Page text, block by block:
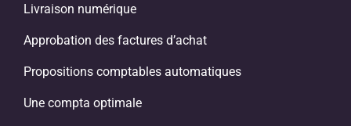
Livraison numérique
Approbation des factures d’achat
Propositions comptables automatiques
Une compta optimale